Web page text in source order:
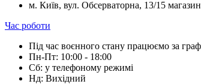
м. Київ, вул. Обсерваторна, 13/15 магазин
Час роботи
Під час воєнного стану працюємо за
Пн-Пт: 10:00 - 18:00
Сб: у телефоному режимі
Нд: Вихідний